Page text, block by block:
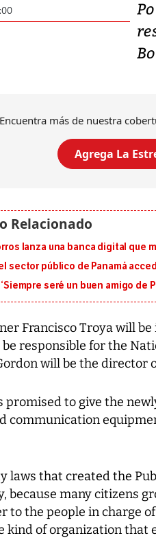
Encuentra más de nuestra
Agrega La
lanza una banca digital que
sector público de Panamá
seré un buen amigo de
Francisco Troya will
responsible for the
will be the director
promised to give the
communication
laws that created the
because many citizens
to the people in charge
kind of organization that